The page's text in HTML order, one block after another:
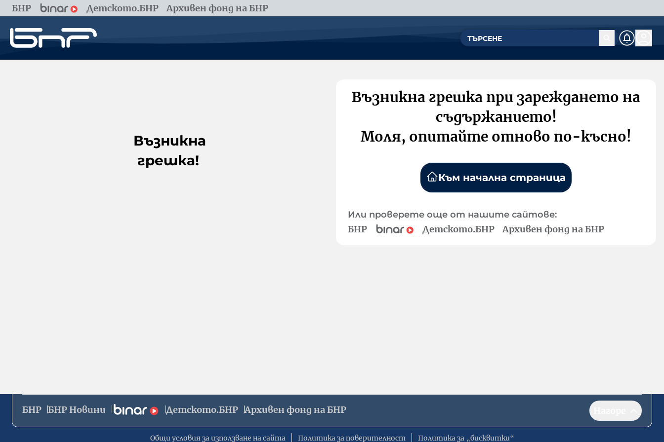
БНР Детското.БНР Архивен фонд на БНР
Възникна
грешка!
Възникна грешка при зареждането на
съдържанието!
Моля, опитайте отново по-късно!
Към начална страница
Или проверете още от нашите сайтове:
БНР Детското.БНР Архивен фонд на БНР
БНР БНР Новини Детското.БНР Архивен фонд на БНР
Общи условия за използване на сайта Политика за поверителност Политика за „бисквитки“